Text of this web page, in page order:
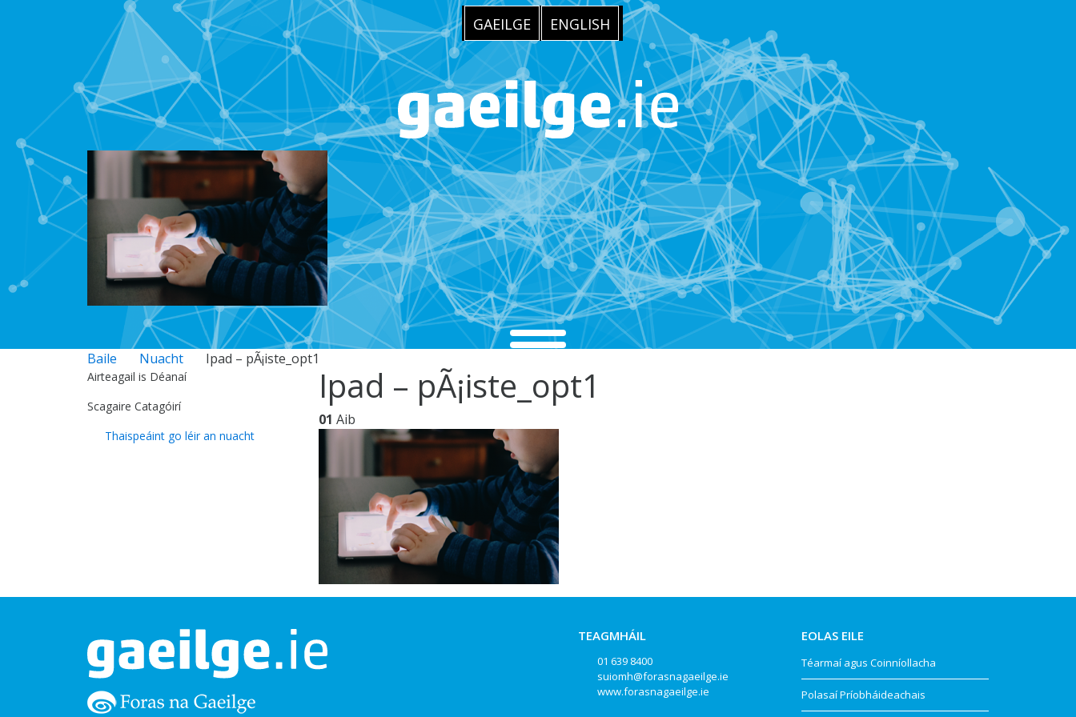
GAEILGE ENGLISH
Baile Nuacht Ipad – pÃ¡iste_opt1
Ipad – pÃ¡iste_opt1
01 Aib
Airteagail is Déanaí
Scagaire Catagóirí
Thaispeáint go léir an nuacht
TEAGMHÁIL
01 639 8400
suiomh@forasnagaeilge.ie
www.forasnagaeilge.ie
EOLAS EILE
Téarmaí agus Coinníollacha
Polasaí Príobháideachais